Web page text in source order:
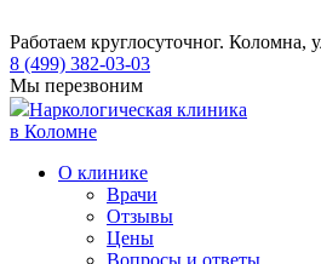
Работаем круглосуточног. Коломна,
8 (499) 382-03-03
Мы перезвоним
Наркологическая клиника
в Коломне
О клинике
Врачи
Отзывы
Цены
Вопросы и ответы